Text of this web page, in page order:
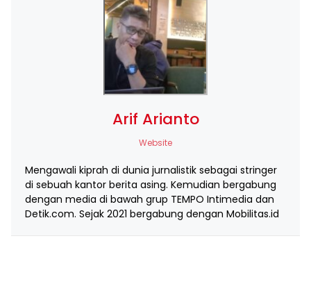
Arif Arianto
Website
Mengawali kiprah di dunia jurnalistik sebagai stringer
di sebuah kantor berita asing. Kemudian bergabung
dengan media di bawah grup TEMPO Intimedia dan
Detik.com. Sejak 2021 bergabung dengan Mobilitas.id